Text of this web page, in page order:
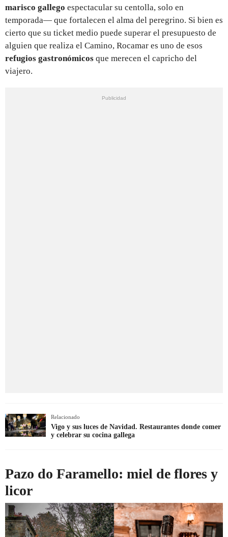
marisco gallego espectacular su centolla, solo en
temporada— que fortalecen el alma del peregrino. Si bien es
cierto que su ticket medio puede superar el presupuesto de
alguien que realiza el Camino, Rocamar es uno de esos
refugios gastronómicos que merecen el capricho del
viajero.
Relacionado
Vigo y sus luces de Navidad. Restaurantes donde comer
y celebrar su cocina gallega
Pazo do Faramello: miel de flores y
licor